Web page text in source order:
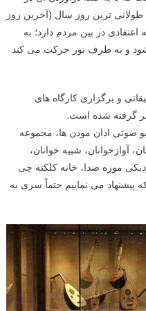
ترین روز سال (آخرین روز
در بین مردم دارد؛ به
شود و به طرف نور حرکت می کند
و برگزاری کارگاه های
گرفته شده است.
صوتی اذان موذن ها، مجموعه
آوازخوانان، شبیه خوانان،
موزه صدا، خانه کلکته چی
پیشنهاد می نماییم حتماً سری به